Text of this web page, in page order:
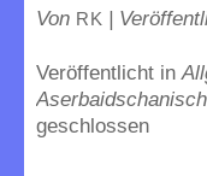
Von RK |
Veröffentlicht in
geschlossen